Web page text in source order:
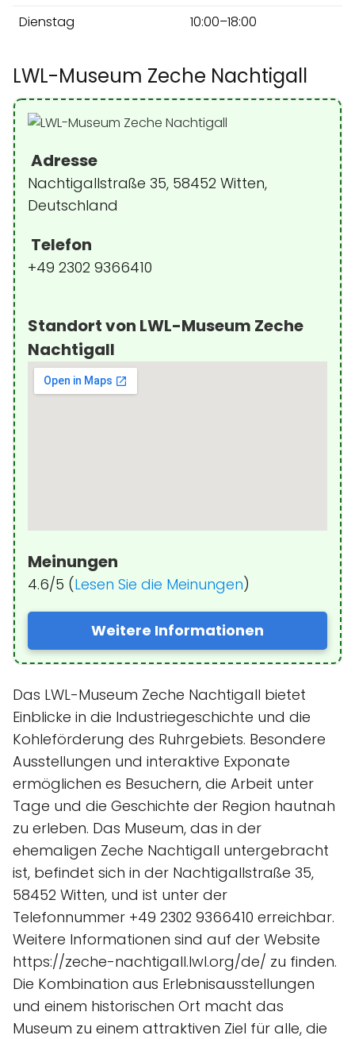
Dienstag
10:00–18:00
LWL-Museum Zeche Nachtigall
Adresse
Nachtigallstraße 35, 58452 Witten,
Deutschland
Telefon
+49 2302 9366410
Standort von LWL-Museum Zeche
Nachtigall
Meinungen
4.6/5 (Lesen Sie die Meinungen)
Weitere Informationen
Das LWL-Museum Zeche Nachtigall bietet
Einblicke in die Industriegeschichte und die
Kohleförderung des Ruhrgebiets. Besondere
Ausstellungen und interaktive Exponate
ermöglichen es Besuchern, die Arbeit unter
Tage und die Geschichte der Region hautnah
zu erleben. Das Museum, das in der
ehemaligen Zeche Nachtigall untergebracht
ist, befindet sich in der Nachtigallstraße 35,
58452 Witten, und ist unter der
Telefonnummer +49 2302 9366410 erreichbar.
Weitere Informationen sind auf der Website
https://zeche-nachtigall.lwl.org/de/ zu finden.
Die Kombination aus Erlebnisausstellungen
und einem historischen Ort macht das
Museum zu einem attraktiven Ziel für alle, die